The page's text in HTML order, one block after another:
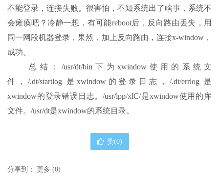
不能登录，连接失败。很害怕，不知系统出了啥事，系统不
会瘫痪吧？冷静一想，有可能reboot后，反向路由丢失，用
同一网段机器登录，果然，加上反向路由，连接x-window，
成功。
总结：/usr/dt/bin下为xwindow使用的系统文
件，/.dt/startlog 是xwindow的登录日志，/.dt/errlog 是
xwindow的登录错误日志。/usr/lpp/xlC/是xwindow使用的库
文件。/usr/dt是xwindow的系统目录。
赞(0)
分享到： 更多 (0)